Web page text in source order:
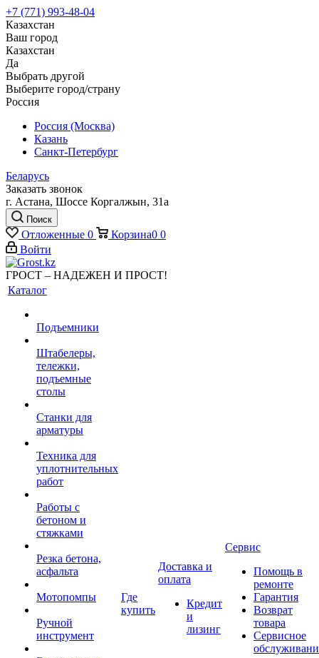
+7 (771) 993-48-04
Казахстан
Ваш город
Казахстан
Да
Выбрать другой
Выберите город/страну
Россия
Россия (Москва)
Казань
Санкт-Петербург
Беларусь
Заказать звонок
г. Астана, Шоссе Коргалжын, 31а
Поиск
Отложенные 0 Корзина0 0
Войти
ГРОСТ – НАДЕЖЕН И ПРОСТ!
Каталог
Подъемники
Штабелеры,
тележки,
подъемные
столы
Станки для
арматуры
Техника для
уплотнительных
работ
Работы с
бетоном и
стяжками
Резка бетона,
асфальта
Мотопомпы
Ручной
инструмент
Где
купить
Доставка и
оплата
Кредит
и
лизинг
Сервис
Помощь в
ремонте
Гарантия
Возврат
товара
Сервисное